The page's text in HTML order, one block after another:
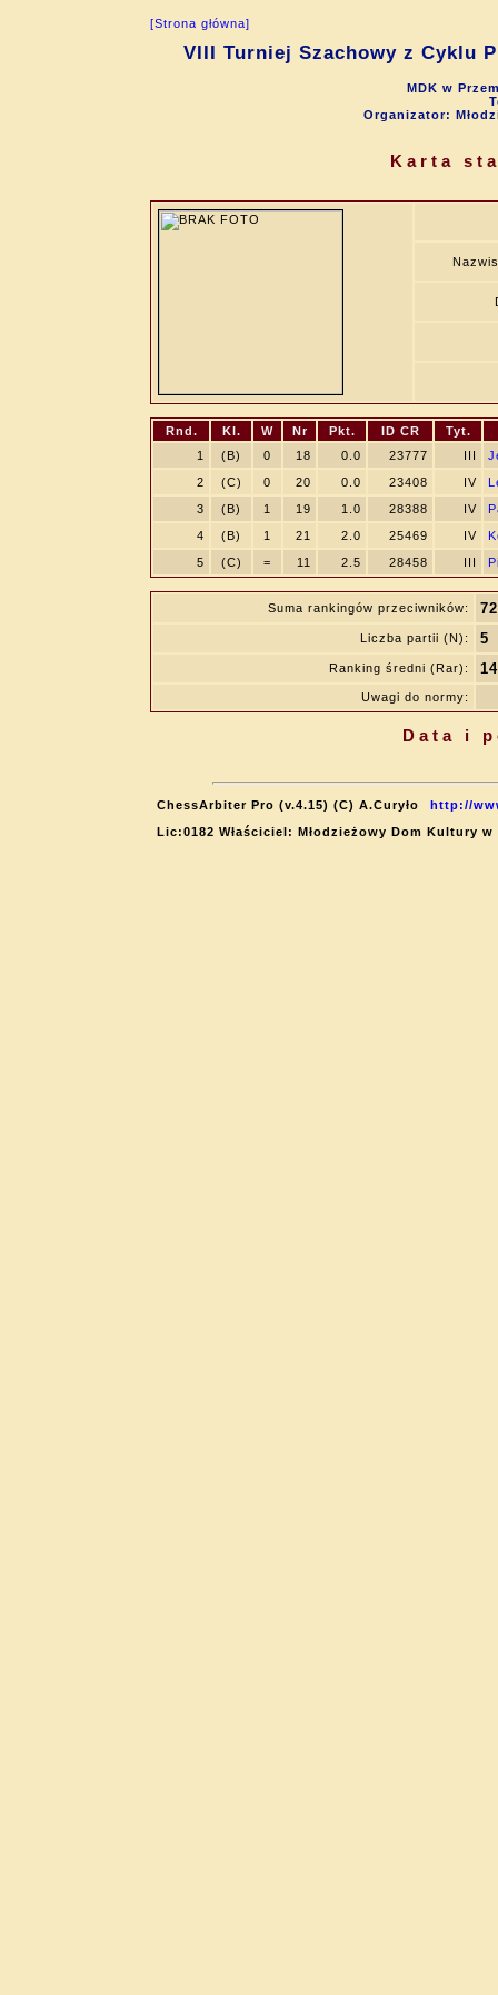
[Strona główna]
VIII Turniej Szachowy z Cyklu
MDK w
Organizator:
Karta
Rnd. Kl. W Nr Pkt. ID CR
Tyt.
1
(B) 0 18 0.0 23777 III
2
(C) 0 20 0.0 23408 IV
3
(B) 1 19 1.0 28388 IV
4
(B) 1 21 2.0 25469 IV
5
(C) = 11 2.5 28458 III
Suma rankingów przeciwników:
Liczba partii (N): 5
Ranking średni (Rar):
Uwagi do normy:
Data i
ChessArbiter Pro (v.4.15) (C) A.Curyło
http://
Lic:0182 Właściciel: Młodzieżowy Dom Kultury w